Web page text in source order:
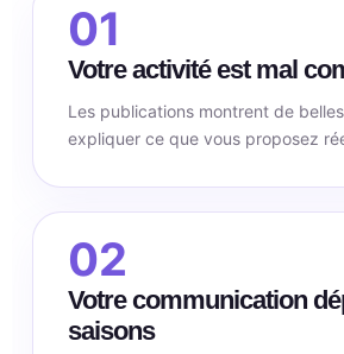
01
Votre activité est mal
Les publications montrent de
expliquer ce que vous proposez
02
Votre communication
saisons